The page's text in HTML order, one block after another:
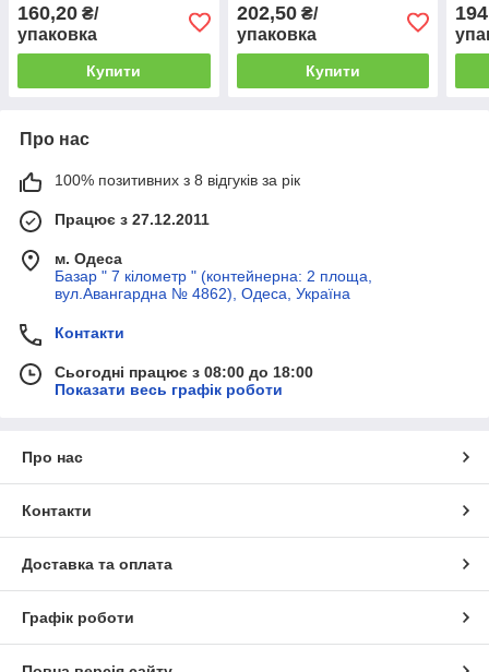
160,20 ₴/
упаковка
Купити
202,50₴/
упаковка
Купити
Про нас
100% позитивних з 8 відгуків за рік
Працює з 27.12.2011
м. Одеса
Базар " 7 кілометр " (контейнерна: 2 площа,
вул.Авангардна № 4862), Одеса, Україна
Контакти
Сьогодні працює з 08:00 до 18:00
Показати весь графік роботи
Про нас
Контакти
Доставка та оплата
Графік роботи